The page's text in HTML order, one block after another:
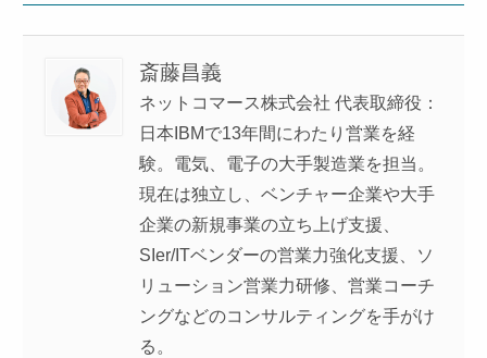
斎藤昌義
ネットコマース株式会社 代表取締役：
日本IBMで13年間にわたり営業を経
験。電気、電子の大手製造業を担当。
現在は独立し、ベンチャー企業や大手
企業の新規事業の立ち上げ支援、
SIer/ITベンダーの営業力強化支援、ソ
リューション営業力研修、営業コーチ
ングなどのコンサルティングを手がけ
る。